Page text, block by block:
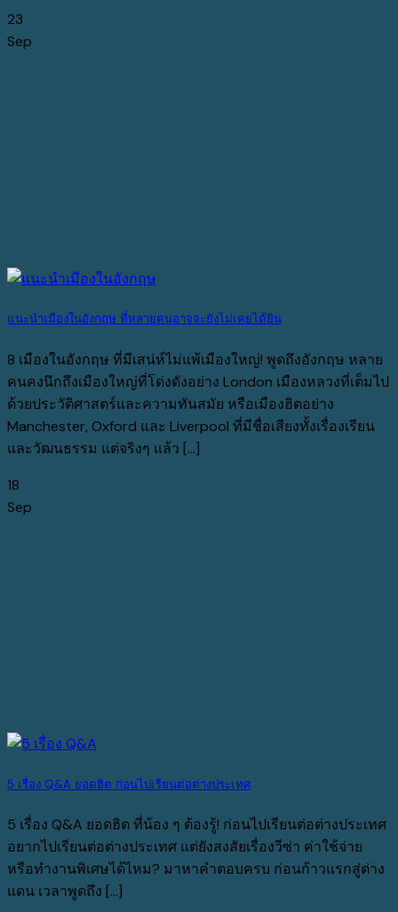
23
Sep
แนะนำเมืองในอังกฤษ ที่หลายคนอาจจะยังไม่เคยได้ยิน
8 เมืองในอังกฤษ ที่มีเสน่ห์ไม่แพ้เมืองใหญ่! พูดถึงอังกฤษ หลาย
คนคงนึกถึงเมืองใหญ่ที่โด่งดังอย่าง London เมืองหลวงที่เต็มไป
ด้วยประวัติศาสตร์และความทันสมัย หรือเมืองฮิตอย่าง
Manchester, Oxford และ Liverpool ที่มีชื่อเสียงทั้งเรื่องเรียน
และวัฒนธรรม แต่จริงๆ แล้ว [...]
18
Sep
5 เรื่อง Q&A ยอดฮิต ก่อนไปเรียนต่อต่างประเทศ
5 เรื่อง Q&A ยอดฮิต ที่น้อง ๆ ต้องรู้! ก่อนไปเรียนต่อต่างประเทศ
อยากไปเรียนต่อต่างประเทศ แต่ยังสงสัยเรื่องวีซ่า ค่าใช้จ่าย
หรือทำงานพิเศษได้ไหม? มาหาคำตอบครบ ก่อนก้าวแรกสู่ต่าง
แดน เวลาพูดถึง [...]